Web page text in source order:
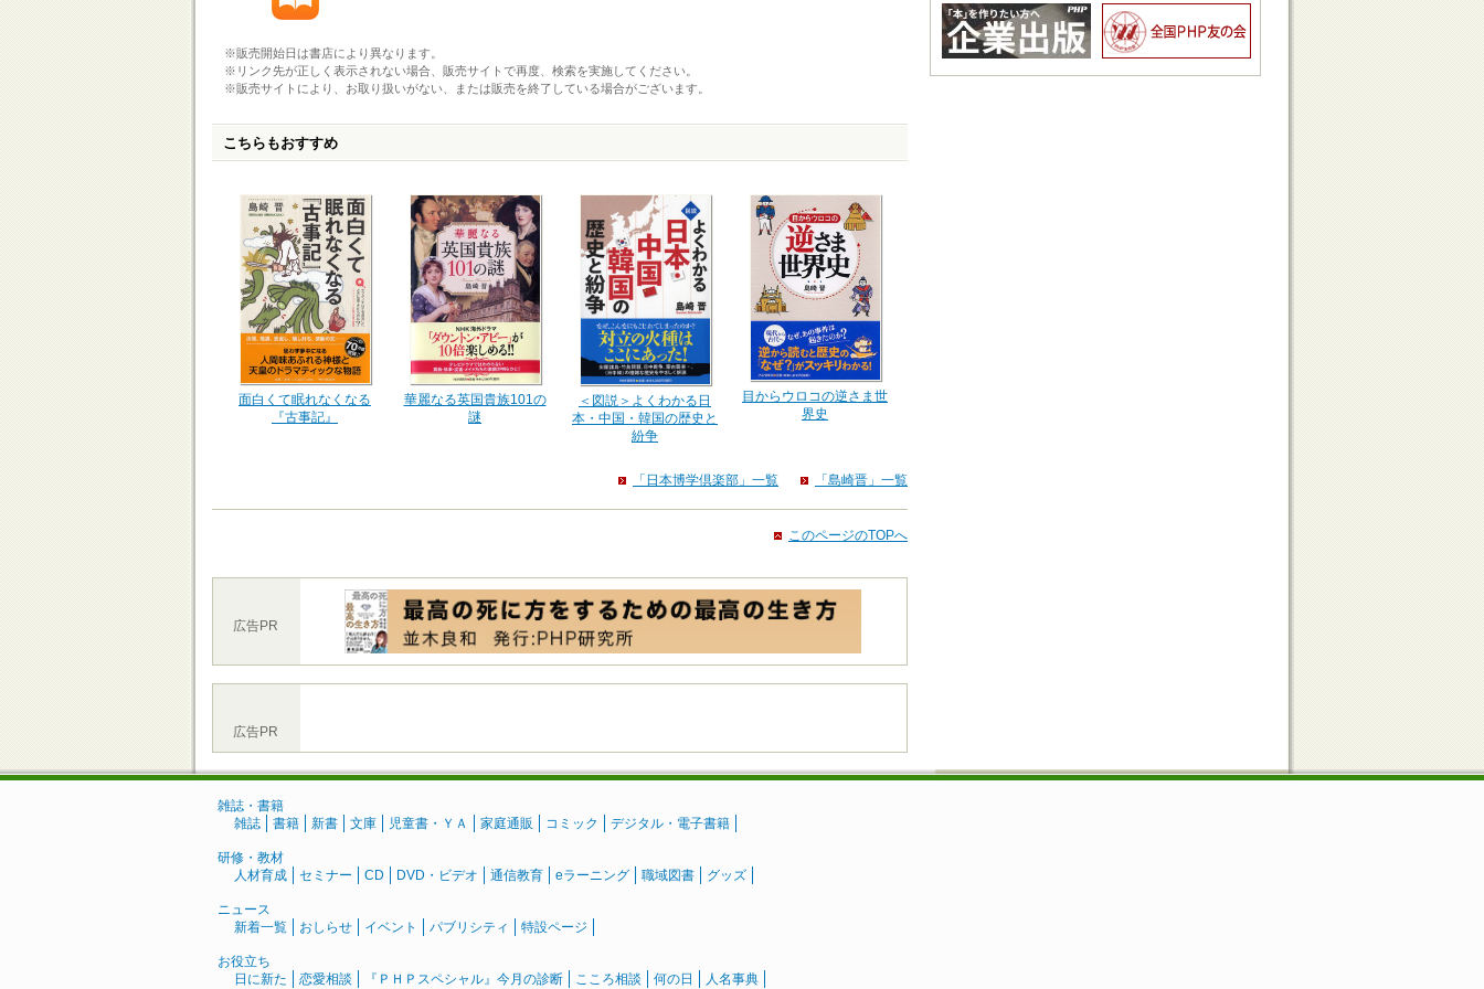
※販売開始日は書店により異なります。
※リンク先が正しく表示されない場合、販売サイトで再度、検索を実施してください。
※販売サイトにより、お取り扱いがない、または販売を終了している場合がございます。
こちらもおすすめ
面白くて眠れなくなる
『古事記』
華麗なる英国貴族101の
謎
＜図説＞よくわかる日
本・中国・韓国の歴史と
紛争
目からウロコの逆さま世
界史
「島崎晋」一覧
「日本博学倶楽部」一覧
このページのTOPへ
広告PR
広告PR
雑誌・書籍
雑誌
書籍 新書 文庫 児童書・ＹＡ 家庭通販 コミック デジタル・電子書籍
研修・教材
人材育成
セミナー CD DVD・ビデオ 通信教育 eラーニング 職域図書 グッズ
ニュース
新着一覧
おしらせ イベント パブリシティ 特設ページ
お役立ち
日に新た
恋愛相談 『ＰＨＰスペシャル』今月の診断 こころ相談 何の日 人名事典